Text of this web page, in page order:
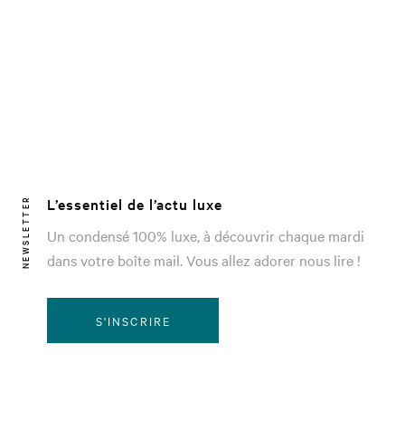
NEWSLETTER
L’essentiel de l’actu luxe
Un condensé 100% luxe, à découvrir chaque mardi
dans votre boîte mail. Vous allez adorer nous lire !
S'INSCRIRE